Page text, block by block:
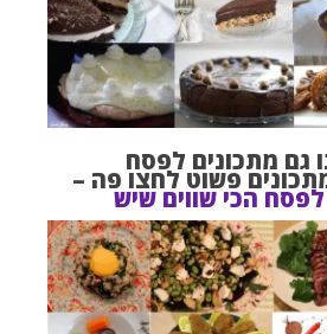
גם מתכונים לפסח
פשוט לחצו פה –
הכי שווים שיש